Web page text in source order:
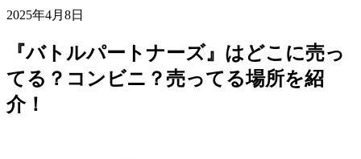
2025年4月8日
『バトルパートナーズ』はどこに売っ
てる？コンビニ？売ってる場所を紹
介！